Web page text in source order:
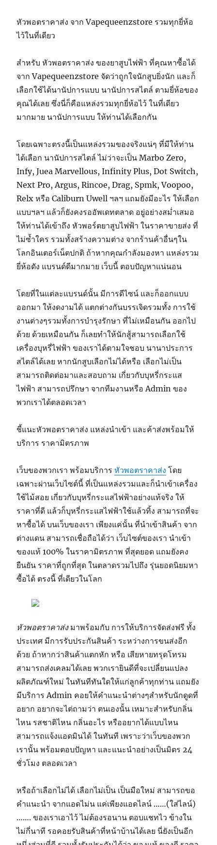
หัวพอตราคาส่ง จาก Vapequeenzstore รวมทุกยี่ห้อ
ไว้ในที่เดียว
สำหรับ หัวพอตราคาส่ง ของยาสูบไฟฟ้า ที่คุณหาซื้อได้
จาก Vapequeenzstore จัดว่าถูกใจนักสูบยิ่งนัก และก็
เลือกใช้ได้นานัปการแบบ นานัปการสไตล์ ตามยี่ห้อของ
คุณได้เลย ซึ่งนี่ก็คือแหล่งรวมทุกยี่ห้อไว้ ในที่เดียว
มากมาย นานัปการแบบ ให้ท่านได้เลือกกัน
โดยเฉพาะตรงนี้เป็นแหล่งรวมของจริงแน่ๆ ที่มีให้ท่าน
ได้เลือก นานัปการสไตล์ ไม่ว่าจะเป็น Marbo Zero,
Infy, Juea Marvellous, Infinity Plus, Dot Switch,
Next Pro, Argus, Rincoe, Drag, Spmk, Voopoo,
Relx หรือ Caliburn Uwell ฯลฯ แถมยังมีอะไร ให้เลือก
แบบฯลฯ แล้วก็ยังคงรออัพเดทตลาด อยู่อย่างสม่ำเสมอ
ให้ท่านได้เข้าถึง หัวพอร์ตยาสูบไฟฟ้า ในราคาขายส่ง ที่
ไม่ซ้ำใคร รวมทั้งสร้างความต่าง จากร้านค้าอื่นๆใน
โลกอินเตอร์เน็ตปกติ ถ้าหากคุณกำลังมองหา แหล่งรวม
ยี่ห้อดัง แบรนด์ดีมากมาย เว็บนี้ ตอบปัญหาแน่นอน
โดยที่ในแต่ละแบรนด์นั้น มีการดีไซน์ และก็ออกแบบ
ออกมา ให้งดงามได้ แตกต่างกันบรรเจิดรวมทั้ง การใช้
งานต่างๆรวมทั้งการบำรุงรักษา ที่ไม่เหมือนกัน ออกไป
ด้วย ด้วยเหมือนกัน ก็เลยทำให้นักสู้สามารถเลือกใช้
เครื่องบุหรี่ไฟฟ้า ของเราได้ตามใจชอบ นานาประการ
สไตล์ได้เลย หากนักสูบเลือกไม่ได้หรือ เลือกไม่เป็น
สามารถติดต่อมาและสอบถาม เกี่ยวกับบุหรี่กระแส
ไฟฟ้า สามารถปรึกษา จากทีมงานหรือ Admin ของ
พวกเราได้ตลอดเวลา
ชี้แนะหัวพอตราคาส่ง แหล่งนำเข้า และค้าส่งพร้อมให้
บริการ ราคามิตรภาพ
เว็บของพวกเรา พร้อมบริการหัวพอตราคาส่ง โดย
เฉพาะผ่านเว็บไซต์นี้ ที่เป็นแหล่งรวมและก็นำเข้าเครื่อง
ใช้ไม้สอย เกี่ยวกับบุหรี่กระแสไฟฟ้าอย่างแท้จริง ให้
ราคาที่ดี แล้วก็บุหรี่กระแสไฟฟ้าใช้แล้วทิ้ง สามารถที่จะ
หาซื้อได้ บนเว็บของเรา เพียงแค่นั้น ที่นำเข้าสินค้า จาก
ต่างแดน สามารถเชื่อถือได้ว่า เว็บไซต์ของเรา นำเข้า
ของแท้ 100% ในราคามิตรภาพ ที่สุดยอด แถมยังคง
ยืนยัน ราคาที่ถูกที่สุด ในตลาดรวมไปถึง รุ่นยอดนิยมหา
ซื้อได้ ตรงนี้ ที่เดียวในโลก
หัวพอตราคาส่งมาพร้อมกับ การให้บริการจัดส่งฟรี ทั้ง
ประเทศ มีการรับประกันสินค้า ระหว่างการขนส่งอีก
ด้วย ถ้าหากว่าสินค้าแตกหัก หรือ เสียหายทรุดโทรม
สามารถส่งเคลมได้เลย พวกเรายินดีที่จะเปลี่ยนแปลง
ผลิตภัณฑ์ใหม่ ในทันทีทันใดให้แก่ลูกค้าทุกท่าน แถมยัง
มีบริการ Admin คอยให้คำแนะนำต่างๆสำหรับนักดูดที่
อยาก อยากจะไต่ถามว่า ตนเองนั้น เหมาะสำหรับกลิ่น
ไหน รสชาติไหน กลิ่นอะไร หรืออยากได้แบบไหน
สามารถแจ้งแอดมินได้ ในทันที เพราะว่าเว็บของพวก
เรานั้น พร้อมตอบปัญหา และแนะนำอย่างเป็นมิตร 24
ชั่วโมง ตลอดเวลา
หรือถ้าเลือกไม่ได้ เลือกไม่เป็น เป็นมือใหม่ สามารถขอ
คำแนะนำ จากแอดไม่น แค่เพียงแอดไลน์ ……(ใส่ไลน์)
……. ของเราเอาไว้ ไม่ต้องรอนาน ตอบแชทไว ข้างใน
ไม่กี่นาที รอคอยรับสินค้าที่หน้าบ้านได้เลย นี่ยังเป็นอีก